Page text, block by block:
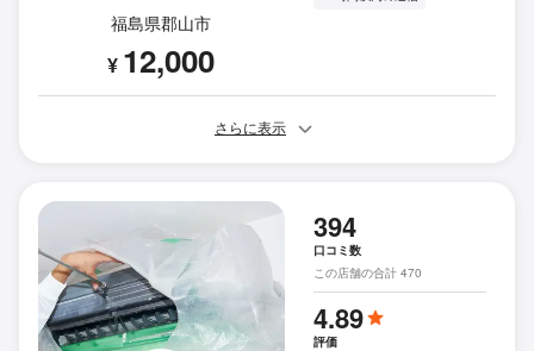
福島県郡山市
¥ 12,000
さらに表示
394
口コミ数
この店舗の合計 470
4.89
評価